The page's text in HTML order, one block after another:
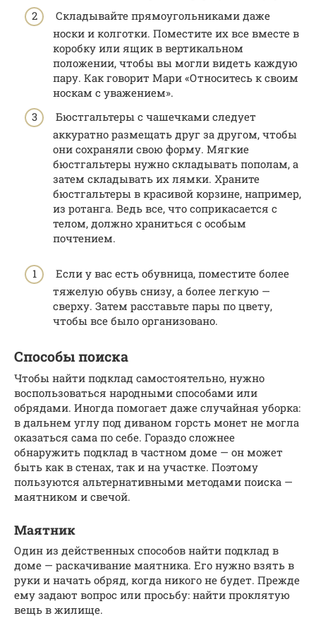
Складывайте прямоугольниками даже
носки и колготки. Поместите их все вместе в
коробку или ящик в вертикальном
положении, чтобы вы могли видеть каждую
пару. Как говорит Мари «Относитесь к своим
носкам с уважением».
Бюстгальтеры с чашечками следует
аккуратно размещать друг за другом, чтобы
они сохраняли свою форму. Мягкие
бюстгальтеры нужно складывать пополам, а
затем складывать их лямки. Храните
бюстгальтеры в красивой корзине, например,
из ротанга. Ведь все, что соприкасается с
телом, должно храниться с особым
почтением.
Если у вас есть обувница, поместите более
тяжелую обувь снизу, а более легкую —
сверху. Затем расставьте пары по цвету,
чтобы все было организовано.
Способы поиска
Чтобы найти подклад самостоятельно, нужно
воспользоваться народными способами или
обрядами. Иногда помогает даже случайная уборка:
в дальнем углу под диваном горсть монет не могла
оказаться сама по себе. Гораздо сложнее
обнаружить подклад в частном доме — он может
быть как в стенах, так и на участке. Поэтому
пользуются альтернативными методами поиска —
маятником и свечой.
Маятник
Один из действенных способов найти подклад в
доме — раскачивание маятника. Его нужно взять в
руки и начать обряд, когда никого не будет. Прежде
ему задают вопрос или просьбу: найти проклятую
вещь в жилище.